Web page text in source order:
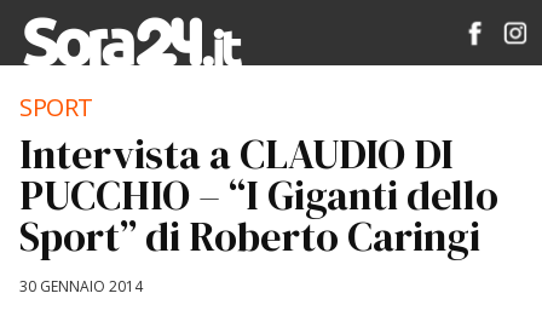
SPORT
Intervista a CLAUDIO DI
PUCCHIO – “I Giganti dello
Sport” di Roberto Caringi
30 GENNAIO 2014